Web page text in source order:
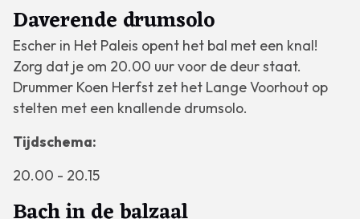
Daverende drumsolo
Escher in Het Paleis opent het bal met een knal!
Zorg dat je om 20.00 uur voor de deur staat.
Drummer Koen Herfst zet het Lange Voorhout op
stelten met een knallende drumsolo.
Tijdschema:
20.00 - 20.15